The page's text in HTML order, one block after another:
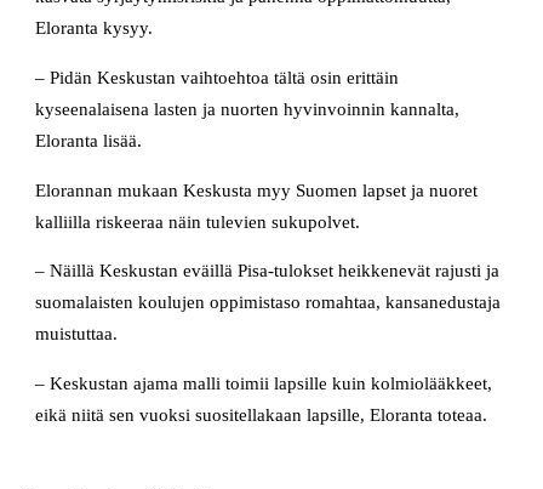
Eloranta kysyy.
– Pidän Keskustan vaihtoehtoa tältä osin erittäin
kyseenalaisena lasten ja nuorten hyvinvoinnin kannalta,
Eloranta lisää.
Elorannan mukaan Keskusta myy Suomen lapset ja nuoret
kalliilla riskeeraa näin tulevien sukupolvet.
– Näillä Keskustan eväillä Pisa-tulokset heikkenevät rajusti ja
suomalaisten koulujen oppimistaso romahtaa, kansanedustaja
muistuttaa.
– Keskustan ajama malli toimii lapsille kuin kolmiolääkkeet,
eikä niitä sen vuoksi suositellakaan lapsille, Eloranta toteaa.